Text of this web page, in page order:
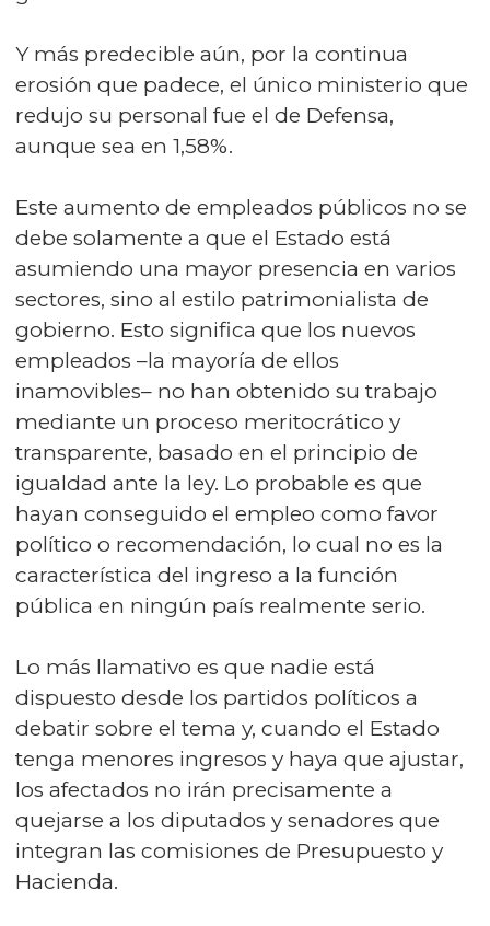
Y más predecible aún, por la continua
erosión que padece, el único ministerio que
redujo su personal fue el de Defensa,
aunque sea en 1,58%.
Este aumento de empleados públicos no se
debe solamente a que el Estado está
asumiendo una mayor presencia en varios
sectores, sino al estilo patrimonialista de
gobierno. Esto significa que los nuevos
empleados –la mayoría de ellos
inamovibles– no han obtenido su trabajo
mediante un proceso meritocrático y
transparente, basado en el principio de
igualdad ante la ley. Lo probable es que
hayan conseguido el empleo como favor
político o recomendación, lo cual no es la
característica del ingreso a la función
pública en ningún país realmente serio.
Lo más llamativo es que nadie está
dispuesto desde los partidos políticos a
debatir sobre el tema y, cuando el Estado
tenga menores ingresos y haya que ajustar,
los afectados no irán precisamente a
quejarse a los diputados y senadores que
integran las comisiones de Presupuesto y
Hacienda.